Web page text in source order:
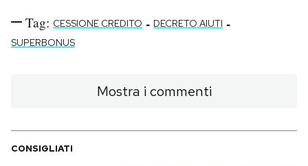
Tag: CESSIONE CREDITO - DECRETO AIUTI -
SUPERBONUS
Mostra i commenti
CONSIGLIATI